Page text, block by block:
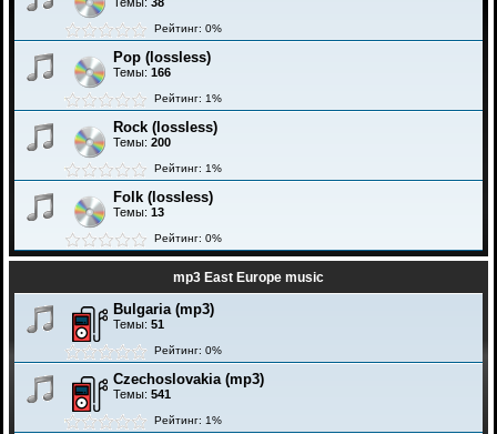
Рейтинг: 0%
Pop (lossless)
Темы: 166
Рейтинг: 1%
Rock (lossless)
Темы: 200
Рейтинг: 1%
Folk (lossless)
Темы: 13
Рейтинг: 0%
mp3 East Europe music
Bulgaria (mp3)
Темы: 51
Рейтинг: 0%
Czechoslovakia (mp3)
Темы: 541
Рейтинг: 1%